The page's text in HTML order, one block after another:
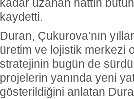
kaydetti.
Duran, Çukurova’nın
üretim ve lojistik merkezi
stratejinin bugün de
projelerin yanında yeni
gösterildiğini anlatan